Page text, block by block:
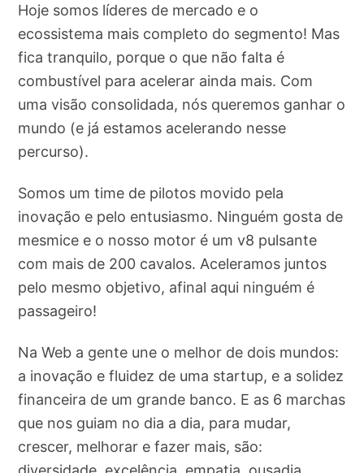
Hoje somos líderes de mercado e o
ecossistema mais completo do segmento! Mas
fica tranquilo, porque o que não falta é
combustível para acelerar ainda mais. Com
uma visão consolidada, nós queremos ganhar o
mundo (e já estamos acelerando nesse
percurso).
Somos um time de pilotos movido pela
inovação e pelo entusiasmo. Ninguém gosta de
mesmice e o nosso motor é um v8 pulsante
com mais de 200 cavalos. Aceleramos juntos
pelo mesmo objetivo, afinal aqui ninguém é
passageiro!
Na Web a gente une o melhor de dois mundos:
a inovação e fluidez de uma startup, e a solidez
financeira de um grande banco. E as 6 marchas
que nos guiam no dia a dia, para mudar,
crescer, melhorar e fazer mais, são: